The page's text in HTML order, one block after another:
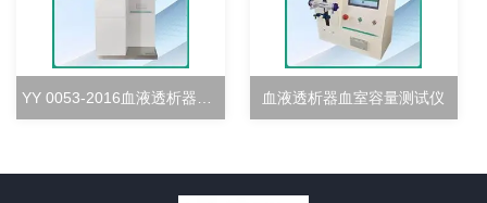
YY 0053-2016血液透析器超滤率测试仪 血液透析器血室容量测试仪